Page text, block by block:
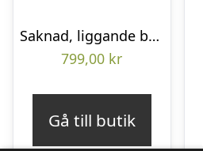
Saknad, liggande bukett
799,00 kr
Gå till butik